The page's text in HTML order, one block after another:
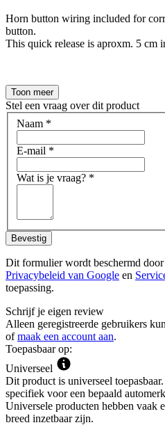
Horn button wiring included for
button.
This quick release is aproxm. 5 cm
Toon meer
Stel een vraag over dit product
Naam *
E-mail *
Wat is je vraag? *
Bevestig
Dit formulier wordt beschermd
Privacybeleid van Google en
toepassing.
Schrijf je eigen review
Alleen geregistreerde gebruikers
ofmaak een account aan.
Toepasbaar op:
Universeel
Dit product is universeel
specifiek voor een bepaald
Universele producten hebben vaak
breed inzetbaar zijn.